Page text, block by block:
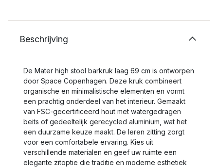
Beschrijving
De Mater high stool barkruk laag 69 cm is ontworpen
door Space Copenhagen. Deze kruk combineert
organische en minimalistische elementen en vormt
een prachtig onderdeel van het interieur. Gemaakt
van FSC-gecertificeerd hout met watergedragen
beits of gedeeltelijk gerecycled aluminium, wat het
een duurzame keuze maakt. De leren zitting zorgt
voor een comfortabele ervaring. Kies uit
verschillende materialen en geef uw ruimte een
elegante zitoptie die traditie en moderne esthetiek